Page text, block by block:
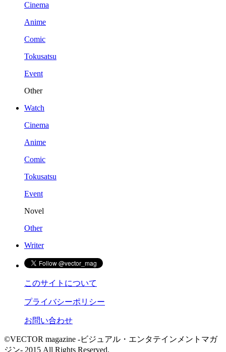
Cinema
Anime
Comic
Tokusatsu
Event
Other
Watch
Cinema
Anime
Comic
Tokusatsu
Event
Novel
Other
Writer
このサイトについて
プライバシーポリシー
お問い合わせ
©VECTOR magazine -ビジュアル・エンタテインメントマガ
ジン- 2015 All Rights Reserved.